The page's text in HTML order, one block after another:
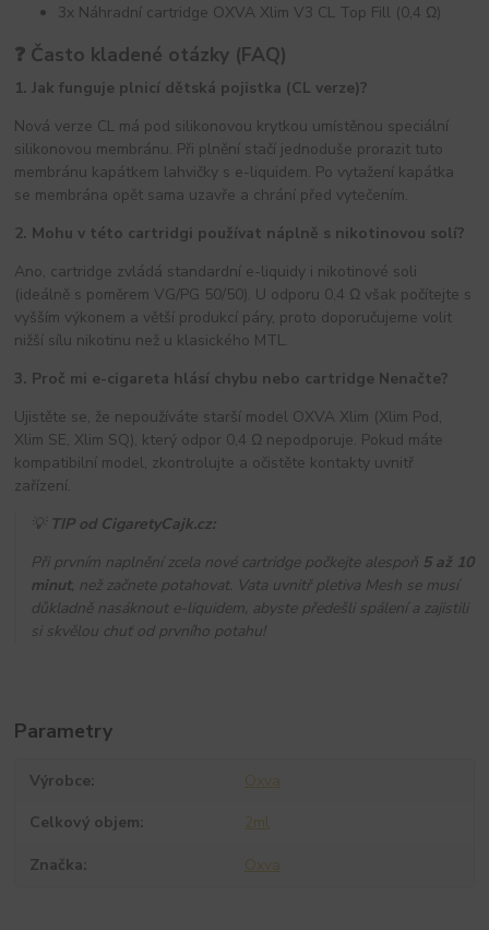
3x Náhradní cartridge OXVA Xlim V3 CL Top Fill (0,4 Ω)
❓ Často kladené otázky (FAQ)
1. Jak funguje plnicí dětská pojistka (CL verze)?
Nová verze CL má pod silikonovou krytkou umístěnou speciální
silikonovou membránu. Při plnění stačí jednoduše prorazit tuto
membránu kapátkem lahvičky s e-liquidem. Po vytažení kapátka
se membrána opět sama uzavře a chrání před vytečením.
2. Mohu v této cartridgi používat náplně s nikotinovou solí?
Ano, cartridge zvládá standardní e-liquidy i nikotinové soli
(ideálně s poměrem VG/PG 50/50). U odporu 0,4 Ω však počítejte s
vyšším výkonem a větší produkcí páry, proto doporučujeme volit
nižší sílu nikotinu než u klasického MTL.
3. Proč mi e-cigareta hlásí chybu nebo cartridge Nenačte?
Ujistěte se, že nepoužíváte starší model OXVA Xlim (Xlim Pod,
Xlim SE, Xlim SQ), který odpor 0,4 Ω nepodporuje. Pokud máte
kompatibilní model, zkontrolujte a očistěte kontakty uvnitř
zařízení.
💡 TIP od CigaretyCajk.cz:
Při prvním naplnění zcela nové cartridge počkejte alespoň 5 až 10
minut, než začnete potahovat. Vata uvnitř pletiva Mesh se musí
důkladně nasáknout e-liquidem, abyste předešli spálení a zajistili
si skvělou chuť od prvního potahu!
Parametry
Výrobce Oxva
Celkový objem 2ml
Značka Oxva